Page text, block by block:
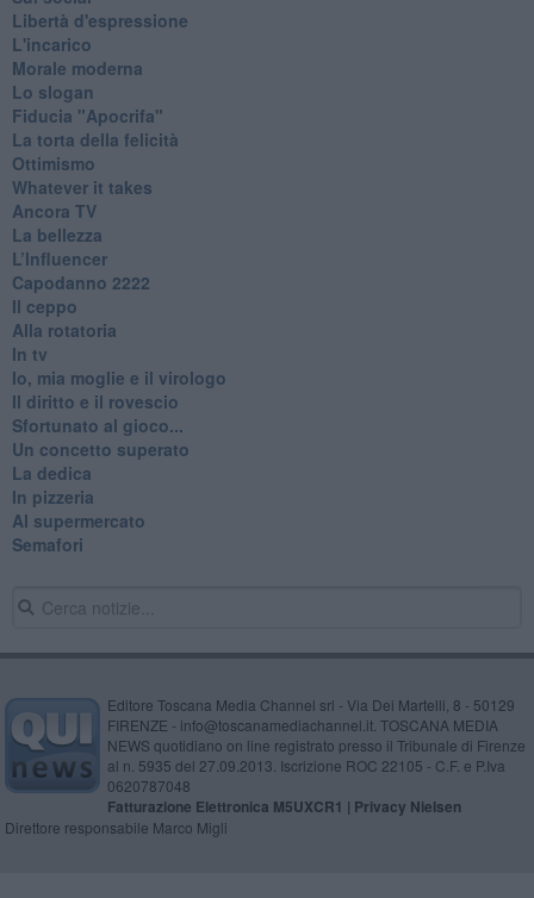
Libertà d'espressione
L'incarico
Morale moderna
Lo slogan
Fiducia "Apocrifa"
La torta della felicità
Ottimismo
Whatever it takes
Ancora TV
La bellezza
L’Influencer
​Capodanno 2222
Il ceppo
Alla rotatoria
In tv
Io, mia moglie e il virologo
Il diritto e il rovescio
Sfortunato al gioco...
Un concetto superato
La dedica
In pizzeria
Al supermercato
Semafori
Editore Toscana Media Channel srl - Via Dei Martelli, 8 - 50129
FIRENZE - info@toscanamediachannel.it. TOSCANA MEDIA
NEWS quotidiano on line registrato presso il Tribunale di Firenze
al n. 5935 del 27.09.2013. Iscrizione ROC 22105 - C.F. e P.Iva
0620787048
Fatturazione Elettronica M5UXCR1 | Privacy Nielsen
Direttore responsabile Marco Migli